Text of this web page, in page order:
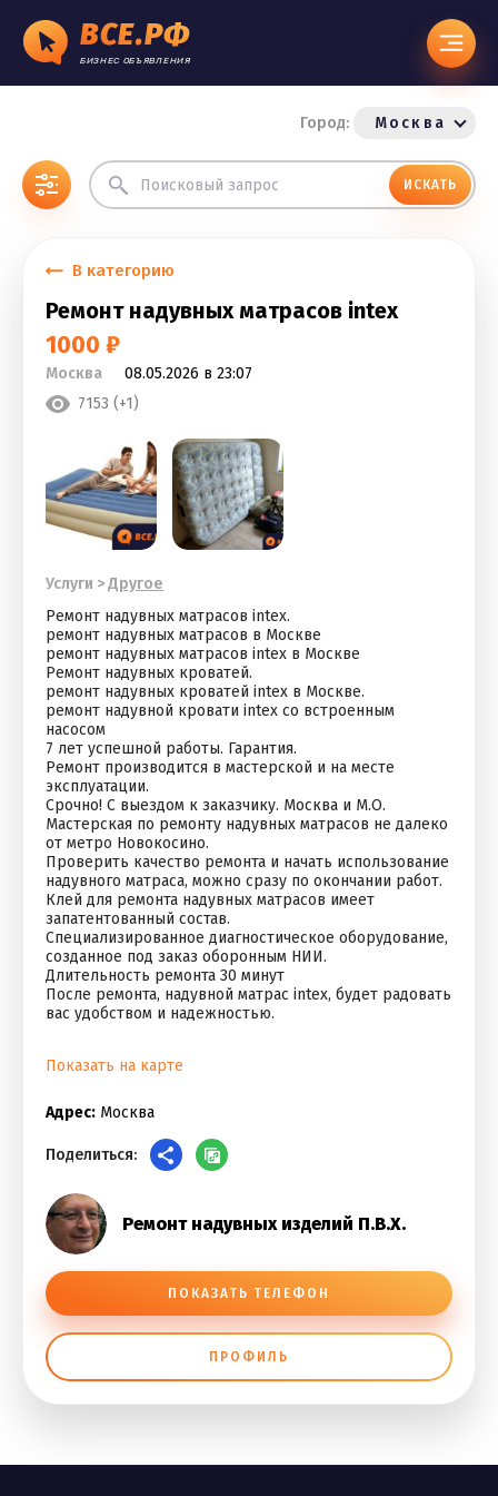
ВСЕ.РФ
БИЗНЕС ОБЪЯВЛЕНИЯ
Город: Москва
ИСКАТЬ
В категорию
Ремонт надувных матрасов intex
1000 ₽
Москва
08.05.2026 в 23:07
7153 (+1)
Услуги >Другое
Ремонт надувных матрасов intex.
ремонт надувных матрасов в Москве
ремонт надувных матрасов intex в Москве
Ремонт надувных кроватей.
ремонт надувных кроватей intex в Москве.
ремонт надувной кровати intex со встроенным
насосом
7 лет успешной работы. Гарантия.
Ремонт производится в мастерской и на месте
эксплуатации.
Срочно! С выездом к заказчику. Москва и М.О.
Мастерская по ремонту надувных матрасов не далеко
от метро Новокосино.
Проверить качество ремонта и начать использование
надувного матраса, можно сразу по окончании работ.
Клей для ремонта надувных матрасов имеет
запатентованный состав.
Специализированное диагностическое оборудование,
созданное под заказ оборонным НИИ.
Длительность ремонта 30 минут
После ремонта, надувной матрас intex, будет радовать
вас удобством и надежностью.
Показать на карте
Адрес: Москва
Поделиться:
Ремонт надувных изделий П.В.Х.
ПОКАЗАТЬ ТЕЛЕФОН
ПРОФИЛЬ